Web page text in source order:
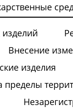
Внесение
изделия
пределы